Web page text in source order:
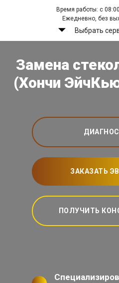
Время работы: с
Ежедневно, без
Выбрать
Замена
(Хончи
ЗАКАЗАТЬ
ПОЛУЧИТЬ